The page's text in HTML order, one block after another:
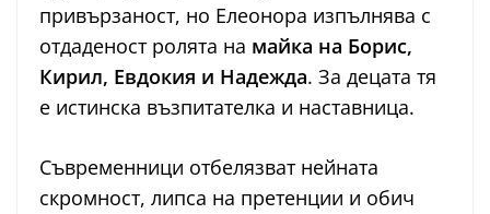
привързаност, но Елеонора изпълнява с
отдаденост ролята на майка на Борис,
Кирил, Евдокия и Надежда. За децата тя
е истинска възпитателка и наставница.
Съвременници отбелязват нейната
скромност, липса на претенции и обич